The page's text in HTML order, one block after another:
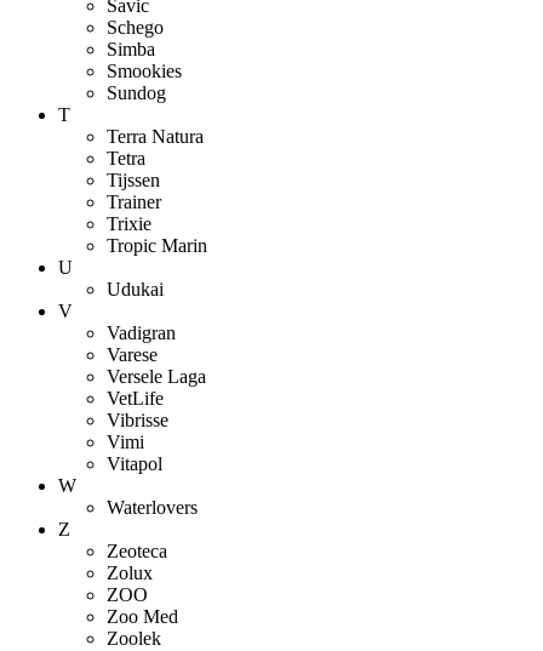
Savic
Schego
Simba
Smookies
Sundog
T
Terra Natura
Tetra
Tijssen
Trainer
Trixie
Tropic Marin
U
Udukai
V
Vadigran
Varese
Versele Laga
VetLife
Vibrisse
Vimi
Vitapol
W
Waterlovers
Z
Zeoteca
Zolux
ZOO
Zoo Med
Zoolek